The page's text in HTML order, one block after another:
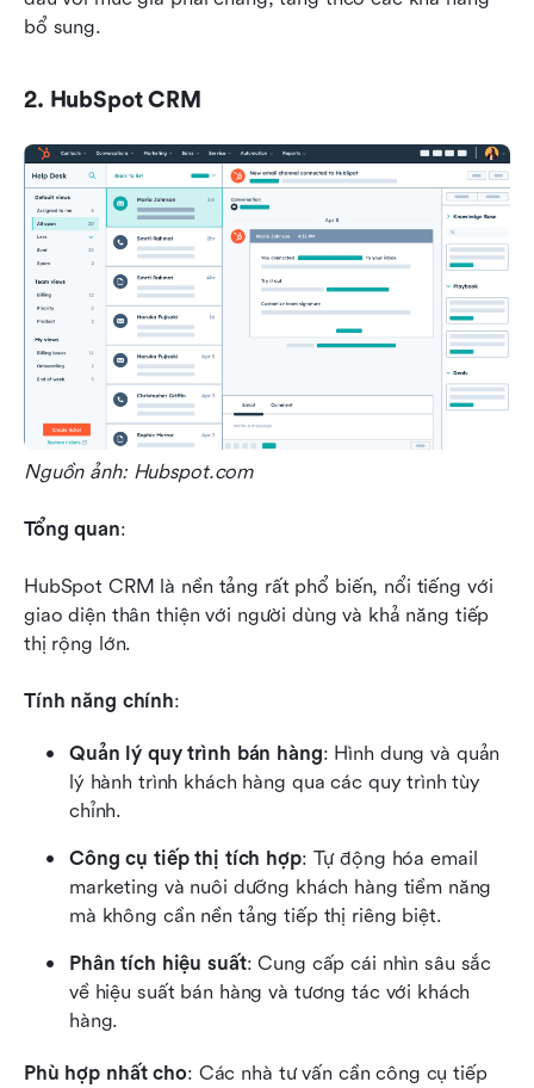
bổ sung.
2. HubSpot CRM
Nguồn ảnh: Hubspot.com
Tổng quan:
HubSpot CRM là nền tảng rất phổ biến, nổi tiếng với
giao diện thân thiện với người dùng và khả năng tiếp
thị rộng lớn.
Tính năng chính:
Quản lý quy trình bán hàng: Hình dung và quản
lý hành trình khách hàng qua các quy trình tùy
chỉnh.
Công cụ tiếp thị tích hợp: Tự động hóa email
marketing và nuôi dưỡng khách hàng tiềm năng
mà không cần nền tảng tiếp thị riêng biệt.
Phân tích hiệu suất: Cung cấp cái nhìn sâu sắc
về hiệu suất bán hàng và tương tác với khách
hàng.
Phù hợp nhất cho: Các nhà tư vấn cần công cụ tiếp